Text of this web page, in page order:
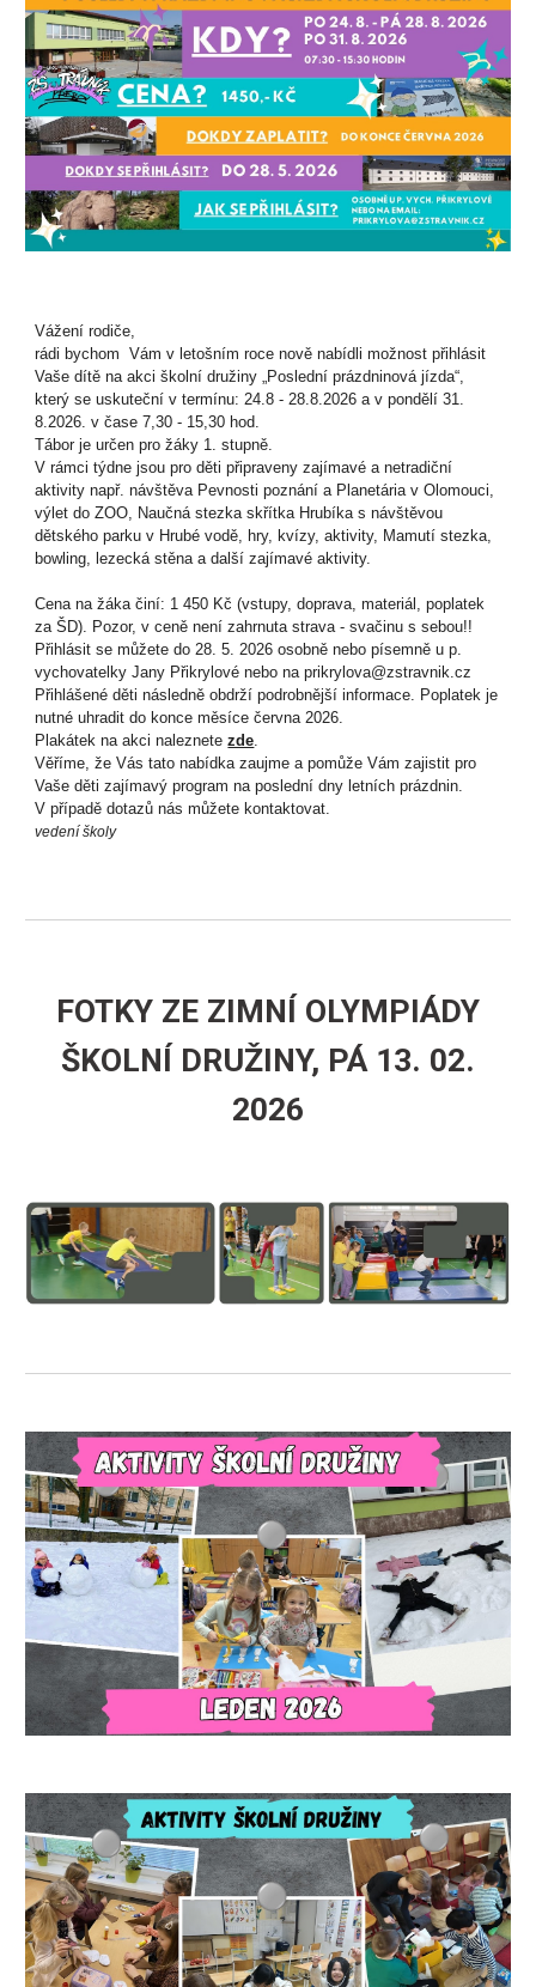
Vážení rodiče,
rádi bychom Vám v letošním roce nově nabídli možnost přihlásit
Vaše dítě na akci školní družiny „Poslední prázdninová jízda“,
který se uskuteční v termínu: 24.8 - 28.8.2026 a v pondělí 31.
8.2026. v čase 7,30 - 15,30 hod.
Tábor je určen pro žáky 1. stupně.
V rámci týdne jsou pro děti připraveny zajímavé a netradiční
aktivity např. návštěva Pevnosti poznání a Planetária v Olomouci,
výlet do ZOO, Naučná stezka skřítka Hrubíka s návštěvou
dětského parku v Hrubé vodě, hry, kvízy, aktivity, Mamutí stezka,
bowling, lezecká stěna a další zajímavé aktivity.
Cena na žáka činí: 1 450 Kč (vstupy, doprava, materiál, poplatek
za ŠD). Pozor, v ceně není zahrnuta strava - svačinu s sebou!!
Přihlásit se můžete do 28. 5. 2026 osobně nebo písemně u p.
vychovatelky Jany Přikrylové nebo na prikrylova@zstravnik.cz
Přihlášené děti následně obdrží podrobnější informace. Poplatek je
nutné uhradit do konce měsíce června 2026.
Plakátek na akci naleznetezde.
Věříme, že Vás tato nabídka zaujme a pomůže Vám zajistit pro
Vaše děti zajímavý program na poslední dny letních prázdnin.
V případě dotazů nás můžete kontaktovat.
vedení školy
FOTKY ZE ZIMNÍ OLYMPIÁDY
ŠKOLNÍ DRUŽINY, PÁ 13. 02.
2026